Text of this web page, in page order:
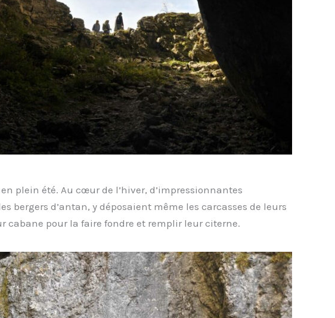
plein été. Au cœur de l’hiver, d’impressionnantes
bergers d’antan, y déposaient même les carcasses de leurs
cabane pour la faire fondre et remplir leur citerne.